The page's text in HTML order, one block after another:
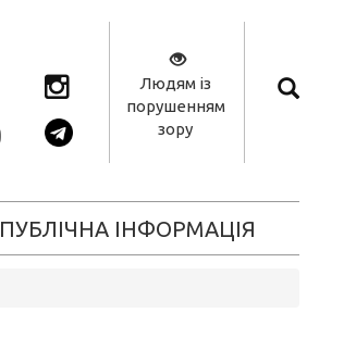
Людям із
порушенням
зору
ПУБЛІЧНА ІНФОРМАЦІЯ